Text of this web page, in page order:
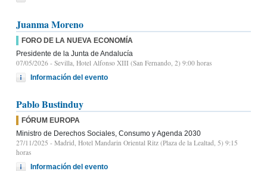
Juanma Moreno
FORO DE LA NUEVA ECONOMÍA
Presidente de la Junta de Andalucía
07/05/2026 - Sevilla, Hotel Alfonso XIII (San Fernando, 2) 9:00 horas
Información del evento
Pablo Bustinduy
FÓRUM EUROPA
Ministro de Derechos Sociales, Consumo y Agenda 2030
27/11/2025 - Madrid, Hotel Mandarin Oriental Ritz (Plaza de la Lealtad, 5) 9:15
horas
Información del evento